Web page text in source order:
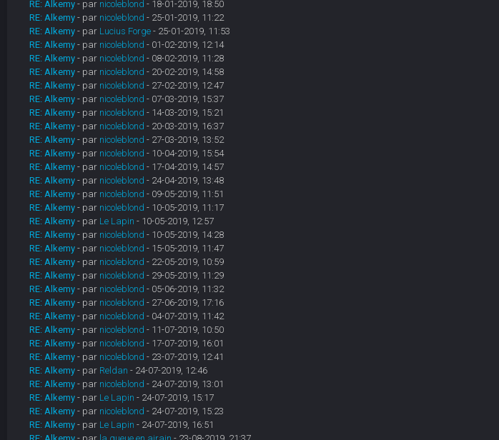
RE: Alkemy - par nicoleblond - 18-01-2019, 18:50
RE: Alkemy - par nicoleblond - 25-01-2019, 11:22
RE: Alkemy - par Lucius Forge- 25-01-2019, 11:53
RE: Alkemy - par nicoleblond - 01-02-2019, 12:14
RE: Alkemy - par nicoleblond - 08-02-2019, 11:28
RE: Alkemy - par nicoleblond - 20-02-2019, 14:58
RE: Alkemy - par nicoleblond - 27-02-2019, 12:47
RE: Alkemy - par nicoleblond - 07-03-2019, 15:37
RE: Alkemy - par nicoleblond - 14-03-2019, 15:21
RE: Alkemy - par nicoleblond - 20-03-2019, 16:37
RE: Alkemy - par nicoleblond - 27-03-2019, 13:52
RE: Alkemy - par nicoleblond - 10-04-2019, 15:54
RE: Alkemy - par nicoleblond - 17-04-2019, 14:57
RE: Alkemy - par nicoleblond - 24-04-2019, 13:48
RE: Alkemy - par nicoleblond - 09-05-2019, 11:51
RE: Alkemy - par nicoleblond - 10-05-2019, 11:17
RE: Alkemy - par Le Lapin - 10-05-2019, 12:57
RE: Alkemy - par nicoleblond - 10-05-2019, 14:28
RE: Alkemy - par nicoleblond - 15-05-2019, 11:47
RE: Alkemy - par nicoleblond - 22-05-2019, 10:59
RE: Alkemy - par nicoleblond - 29-05-2019, 11:29
RE: Alkemy - par nicoleblond - 05-06-2019, 11:32
RE: Alkemy - par nicoleblond - 27-06-2019, 17:16
RE: Alkemy - par nicoleblond - 04-07-2019, 11:42
RE: Alkemy - par nicoleblond - 11-07-2019, 10:50
RE: Alkemy - par nicoleblond - 17-07-2019, 16:01
RE: Alkemy - par nicoleblond - 23-07-2019, 12:41
RE: Alkemy - par Reldan - 24-07-2019, 12:46
RE: Alkemy - par nicoleblond - 24-07-2019, 13:01
RE: Alkemy - par Le Lapin - 24-07-2019, 15:17
RE: Alkemy - par nicoleblond - 24-07-2019, 15:23
RE: Alkemy - par Le Lapin - 24-07-2019, 16:51